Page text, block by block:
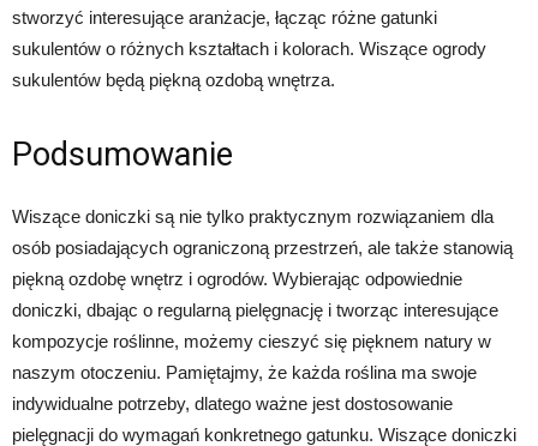
stworzyć interesujące aranżacje, łącząc różne gatunki
sukulentów o różnych kształtach i kolorach. Wiszące ogrody
sukulentów będą piękną ozdobą wnętrza.
Podsumowanie
Wiszące doniczki są nie tylko praktycznym rozwiązaniem dla
osób posiadających ograniczoną przestrzeń, ale także stanowią
piękną ozdobę wnętrz i ogrodów. Wybierając odpowiednie
doniczki, dbając o regularną pielęgnację i tworząc interesujące
kompozycje roślinne, możemy cieszyć się pięknem natury w
naszym otoczeniu. Pamiętajmy, że każda roślina ma swoje
indywidualne potrzeby, dlatego ważne jest dostosowanie
pielęgnacji do wymagań konkretnego gatunku. Wiszące doniczki